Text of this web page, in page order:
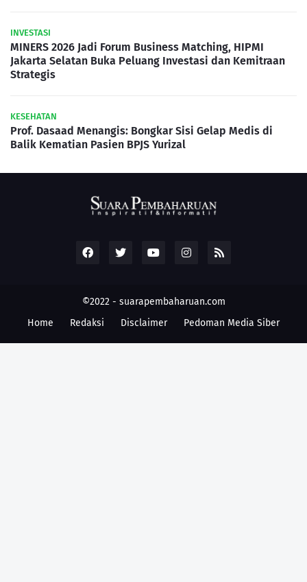
INVESTASI
MINERS 2026 Jadi Forum Business Matching, HIPMI
Jakarta Selatan Buka Peluang Investasi dan Kemitraan
Strategis
KESEHATAN
Prof. Dasaad Menangis: Bongkar Sisi Gelap Medis di
Balik Kematian Pasien BPJS Yurizal
©2022 - suarapembaharuan.com
Home
Redaksi Disclaimer Pedoman Media Siber